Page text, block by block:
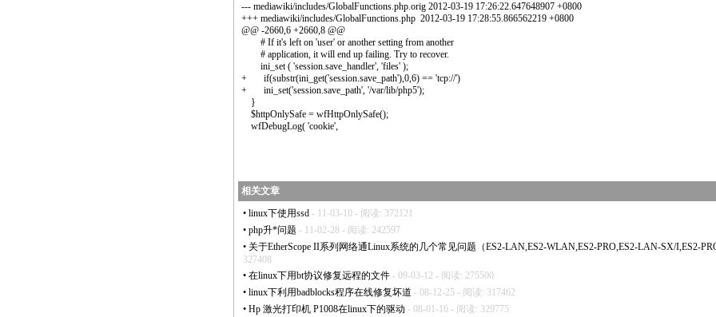
--- mediawiki/includes/GlobalFunctions.php.orig 2012-03-19 17:26:22.647648907 +0800
+++ mediawiki/includes/GlobalFunctions.php 2012-03-19 17:28:55.866562219 +0800
@@ -2660,6 +2660,8 @@
# If it's left on 'user' or another setting from another
# application, it will end up failing. Try to recover.
ini_set ( 'session.save_handler', 'files' );
+ if(substr(ini_get('session.save_path'),0,6) == 'tcp://')
+ ini_set('session.save_path', '/var/lib/php5');
}
$httpOnlySafe = wfHttpOnlySafe();
wfDebugLog( 'cookie',
相关文章
• linux下使用ssd - 11-03-10 - 阅读: 372121
• php升*问题 - 11-02-28 - 阅读: 242597
• 关于EtherScope II系列网络通Linux系统的几个常见问题（ES2-LAN,ES2-WLAN,ES2-PRO,ES2-LAN-SX/I,ES2-
327408
• 在linux下用bt协议修复远程的文件 - 09-03-12 - 阅读: 275500
• linux下利用badblocks程序在线修复坏道 - 08-12-25 - 阅读: 317462
• Hp 激光打印机 P1008在linux下的驱动 - 08-01-16 - 阅读: 329775